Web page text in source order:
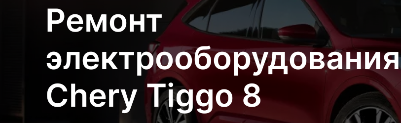
Ремонт
электрооборудования
Chery Tiggo 8